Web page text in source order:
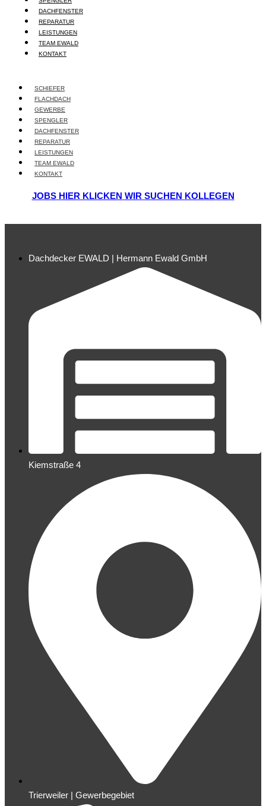
DACHFENSTER
REPARATUR
LEISTUNGEN
TEAM EWALD
KONTAKT
SCHIEFER
FLACHDACH
GEWERBE
SPENGLER
DACHFENSTER
REPARATUR
LEISTUNGEN
TEAM EWALD
KONTAKT
JOBS HIER KLICKEN WIR SUCHEN KOLLEGEN
Dachdecker EWALD | Hermann Ewald GmbH
Kiemstraße 4
Trierweiler | Gewerbegebiet